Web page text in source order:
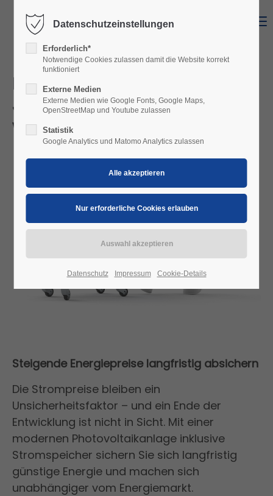
Photovoltaik & Speicher –
Jetzt entscheiden! Günstiger
wird es nicht mehr
Steigende Energiepreise langfristig absichern
Die Strompreise bleiben ein
Unsicherheitsfaktor – und ein Ende der
Entwicklung ist nicht in Sicht. Mit einer
modernen Photovoltaikanlage inklusive
Stromspeicher sichern Sie sich langfristig
günstige Energie und machen sich
unabhängiger vom Energiemarkt.
Datenschutzeinstellungen
Erforderlich*
Notwendige Cookies zulassen damit die Website korrekt
funktioniert
Externe Medien
Externe Medien wie Google Fonts, Google Maps,
OpenStreetMap und Youtube zulassen
Statistik
Google Analytics und Matomo Analytics zulassen
Datenschutz Impressum Cookie-Details